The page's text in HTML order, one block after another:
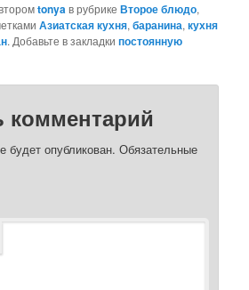
tonyaв рубрикеВторое блюдо,
Азиатская кухня,баранина,кухня
. Добавьте в закладкипостоянную
комментарий
будет опубликован. Обязательные